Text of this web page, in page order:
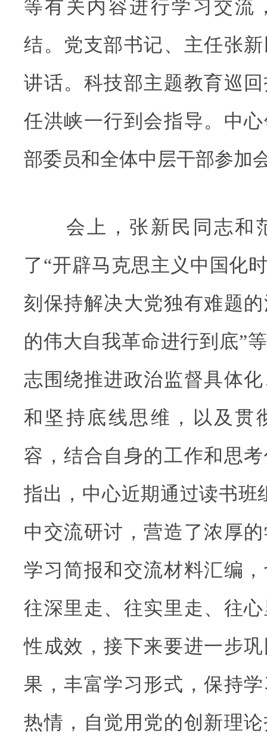
等有关内容进行学习交流
结。党支部书记、主任张
讲话。科技部主题教育巡
任洪峡一行到会指导。中
部委员和全体中层干部参加
会上，张新民同志和
了“开辟马克思主义中国化
刻保持解决大党独有难题
的伟大自我革命进行到底”
志围绕推进政治监督具体
和坚持底线思维，以及贯
容，结合自身的工作和思
指出，中心近期通过读书班
中交流研讨，营造了浓厚
学习简报和交流材料汇编
往深里走、往实里走、往
性成效，接下来要进一步
果，丰富学习形式，保持
热情，自觉用党的创新理